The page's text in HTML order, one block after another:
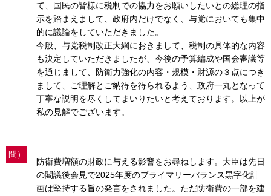
て、国民の皆様に税制での協力をお願いしたいとの総理の指
示を踏まえまして、政府内だけでなく、与党においても集中
的に議論をしていただきました。
今般、与党税制改正大綱におきまして、税制の具体的な内容
も決定していただきましたが、今後の予算編成や国会審議等
を通じまして、防衛力強化の内容・規模・財源の３点につき
まして、ご理解とご納得を得られるよう、政府一丸となって
丁寧な説明を尽くしてまいりたいと考えております。以上が
私の見解でございます。
問）
防衛費増額の財政に与える影響をお尋ねします。大臣は先日
の閣議後会見で2025年度のプライマリーバランス黒字化計
画は堅持する旨の発言をされました。ただ防衛費の一部を建